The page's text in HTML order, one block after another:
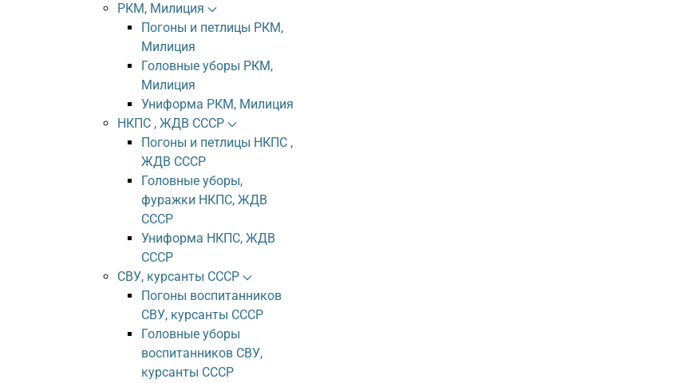
РКМ, Милиция
Погоны и петлицы РКМ,
Милиция
Головные уборы РКМ,
Милиция
Униформа РКМ, Милиция
НКПС , ЖДВ СССР
Погоны и петлицы НКПС ,
ЖДВ СССР
Головные уборы,
фуражки НКПС, ЖДВ
СССР
Униформа НКПС, ЖДВ
СССР
СВУ, курсанты СССР
Погоны воспитанников
СВУ, курсанты СССР
Головные уборы
воспитанников СВУ,
курсанты СССР